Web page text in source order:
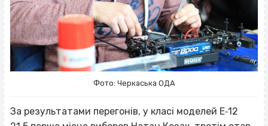
Фото: Черкаська ОДА
За результатами перегонів, у класі моделей Е‐12